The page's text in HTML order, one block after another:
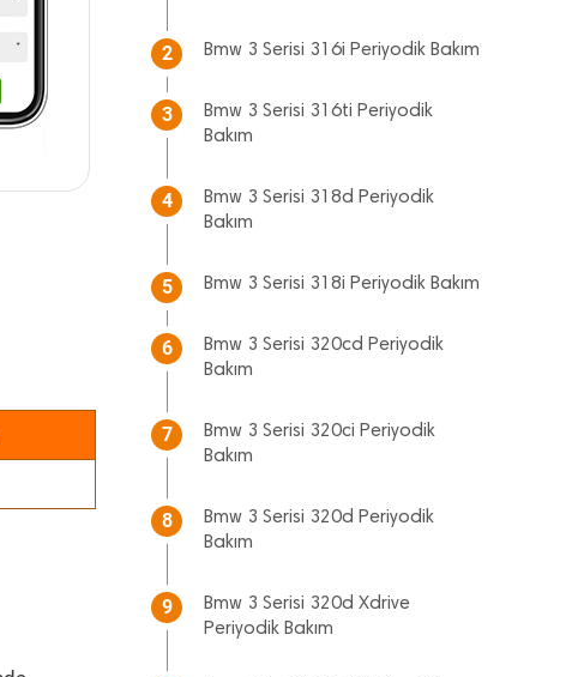
2 Bmw 3 Serisi 316i Periyodik Bakım
3
Bmw 3 Serisi 316ti Periyodik
Bakım
4
Bmw 3 Serisi 318d Periyodik
Bakım
5 Bmw 3 Serisi 318i Periyodik Bakım
6
Bmw 3 Serisi 320cd Periyodik
Bakım
7
Bmw 3 Serisi 320ci Periyodik
Bakım
8
Bmw 3 Serisi 320d Periyodik
Bakım
9
Bmw 3 Serisi 320d Xdrive
Periyodik Bakım